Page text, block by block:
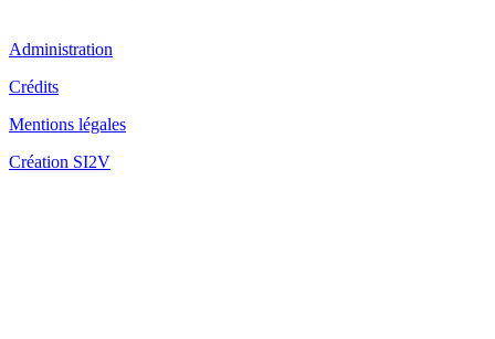
Administration
Crédits
Mentions légales
Création SI2V